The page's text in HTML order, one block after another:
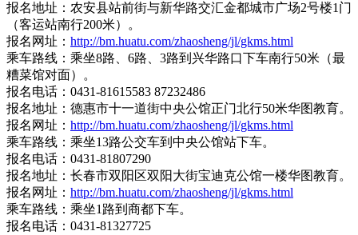
报名地址：农安县站前街与新华路交汇金都城市广场2号楼1门
（客运站南行200米）。
报名网址： http://bm.huatu.com/zhaosheng/jl/gkms.html
乘车路线：乘坐8路、6路、3路到兴华路口下车南行50米（最
糟菜馆对面）。
报名电话：0431-81615583 87232486
报名地址：德惠市十一道街中央公馆正门北行50米华图教育。
报名网址： http://bm.huatu.com/zhaosheng/jl/gkms.html
乘车路线：乘坐13路公交车到中央公馆站下车。
报名电话：0431-81807290
报名地址：长春市双阳区双阳大街宝迪克公馆一楼华图教育。
报名网址： http://bm.huatu.com/zhaosheng/jl/gkms.html
乘车路线：乘坐1路到商都下车。
报名电话：0431-81327725